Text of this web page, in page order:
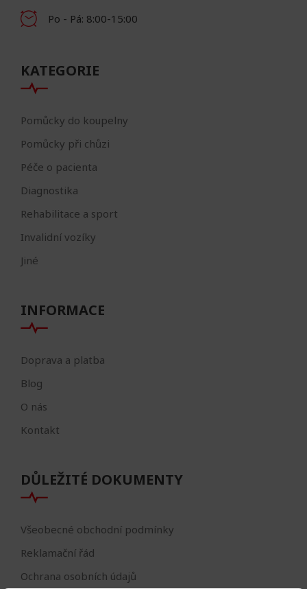
Po - Pá: 8:00-15:00
KATEGORIE
Pomůcky do koupelny
Pomůcky při chůzi
Péče o pacienta
Diagnostika
Rehabilitace a sport
Invalidní vozíky
Jiné
INFORMACE
Doprava a platba
Blog
O nás
Kontakt
DŮLEŽITÉ DOKUMENTY
Všeobecné obchodní podmínky
Reklamační řád
Ochrana osobních údajů